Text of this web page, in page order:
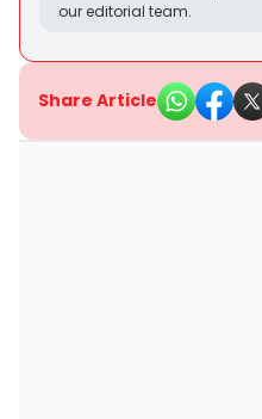
our editorial team.
Share Article